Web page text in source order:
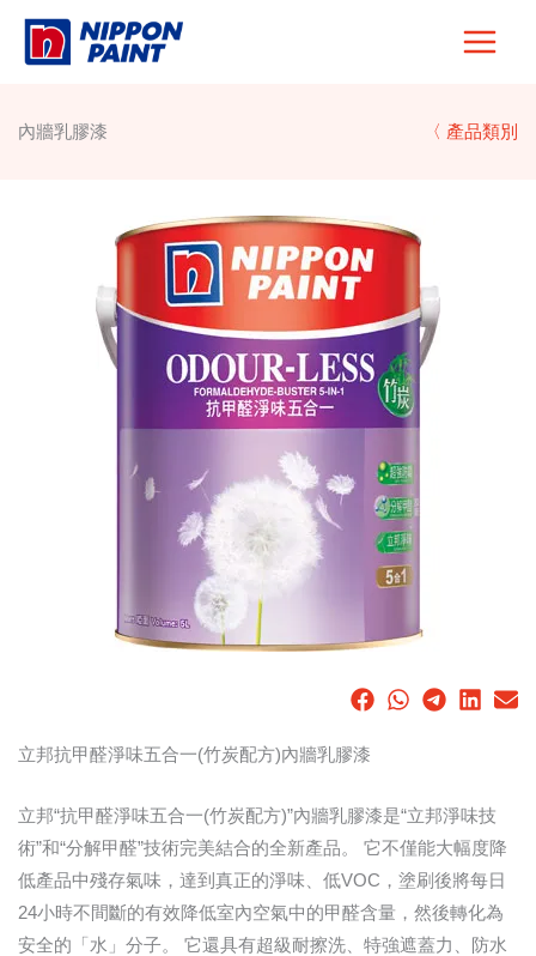
Skip
內牆乳膠漆 〈 產品類別
立邦抗甲醛淨味五合一(竹炭配方)內牆乳膠漆
立邦“抗甲醛淨味五合一(竹炭配方)”內牆乳膠漆是“立邦淨味技
術”和“分解甲醛”技術完美結合的全新產品。 它不僅能大幅度降
低產品中殘存氣味，達到真正的淨味、低VOC，塗刷後將每日
24小時不間斷的有效降低室內空氣中的甲醛含量，然後轉化為
安全的「水」分子。 它還具有超級耐擦洗、特強遮蓋力、防水